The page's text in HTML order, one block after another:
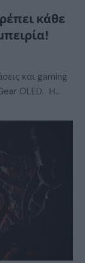
κάθε
και gaming
OLED. Η…